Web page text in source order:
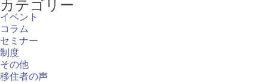
カテゴリー
イベント
コラム
セミナー
制度
その他
移住者の声